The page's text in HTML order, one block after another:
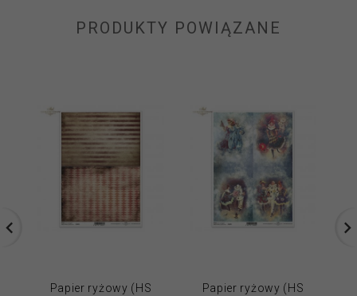
PRODUKTY POWIĄZANE
Papier ryżowy (HS
Papier ryżowy (HS